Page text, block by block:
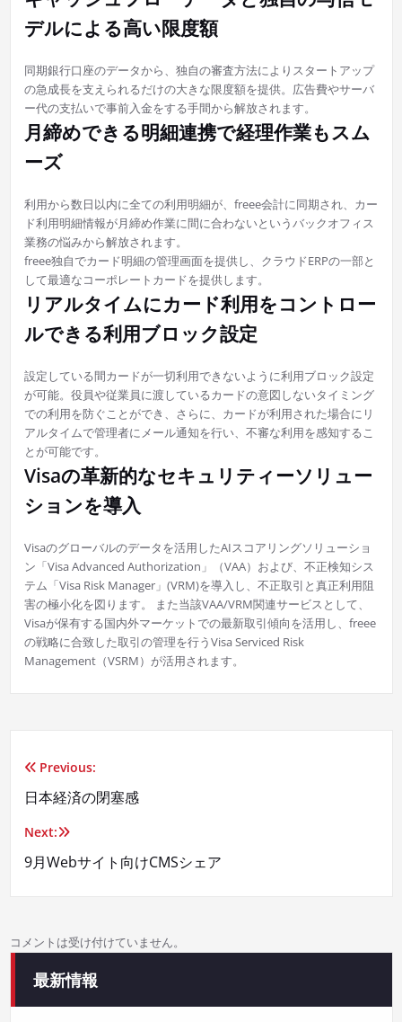
デルによる高い限度額
同期銀行口座のデータから、独自の審査方法によりスタートアップ
の急成長を支えられるだけの大きな限度額を提供。広告費やサーバ
ー代の支払いで事前入金をする手間から解放されます。
月締めできる明細連携で経理作業もスム
ーズ
利用から数日以内に全ての利用明細が、freee会計に同期され、カー
ド利用明細情報が月締め作業に間に合わないというバックオフィス
業務の悩みから解放されます。
freee独自でカード明細の管理画面を提供し、クラウドERPの一部と
して最適なコーポレートカードを提供します。
リアルタイムにカード利用をコントロー
ルできる利用ブロック設定
設定している間カードが一切利用できないように利用ブロック設定
が可能。役員や従業員に渡しているカードの意図しないタイミング
での利用を防ぐことができ、さらに、カードが利用された場合にリ
アルタイムで管理者にメール通知を行い、不審な利用を感知するこ
とが可能です。
Visaの革新的なセキュリティーソリュー
ションを導入
Visaのグローバルのデータを活用したAIスコアリングソリューショ
ン「Visa Advanced Authorization」（VAA）および、不正検知シス
テム「Visa Risk Manager」(VRM)を導入し、不正取引と真正利用阻
害の極小化を図ります。 また当該VAA/VRM関連サービスとして、
Visaが保有する国内外マーケットでの最新取引傾向を活用し、freee
の戦略に合致した取引の管理を行うVisa Serviced Risk
Management（VSRM）が活用されます。
投
稿
ナ
ー
シ
Previous:
日本経済の閉塞感
Next:
9月Webサイト向けCMSシェア
コメントは受け付けていません。
最新情報